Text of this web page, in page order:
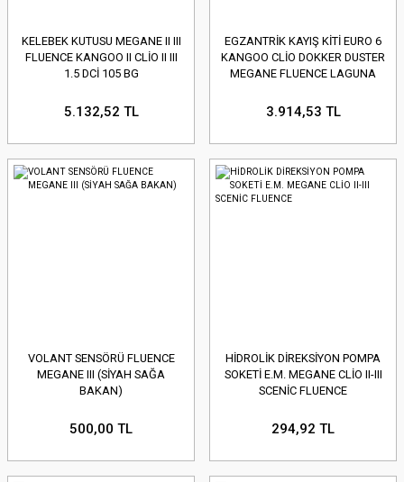
KELEBEK KUTUSU MEGANE II III
FLUENCE KANGOO II CLİO II III
1.5 DCİ 105 BG
5.132,52 TL
EGZANTRİK KAYIŞ KİTİ EURO 6
KANGOO CLİO DOKKER DUSTER
MEGANE FLUENCE LAGUNA
3.914,53 TL
VOLANT SENSÖRÜ FLUENCE
MEGANE III (SİYAH SAĞA
BAKAN)
500,00 TL
HİDROLİK DİREKSİYON POMPA
SOKETİ E.M. MEGANE CLİO II-III
SCENİC FLUENCE
294,92 TL